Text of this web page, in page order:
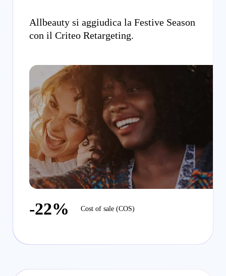
Allbeauty si aggiudica la Festive Season
con il Criteo Retargeting.
-22% Cost of sale (COS)